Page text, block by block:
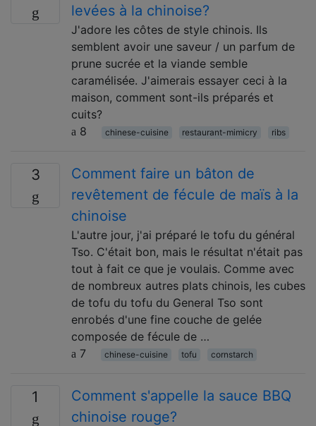
levées à la chinoise?
J'adore les côtes de style chinois. Ils
semblent avoir une saveur / un parfum de
prune sucrée et la viande semble
caramélisée. J'aimerais essayer ceci à la
maison, comment sont-ils préparés et
cuits?
8
chinese-cuisine restaurant-mimicry ribs
3
Comment faire un bâton de
revêtement de fécule de maïs à la
chinoise
L'autre jour, j'ai préparé le tofu du général
Tso. C'était bon, mais le résultat n'était pas
tout à fait ce que je voulais. Comme avec
de nombreux autres plats chinois, les cubes
de tofu du tofu du General Tso sont
enrobés d'une fine couche de gelée
composée de fécule de …
7
chinese-cuisine tofu cornstarch
1
Comment s'appelle la sauce BBQ
chinoise rouge?